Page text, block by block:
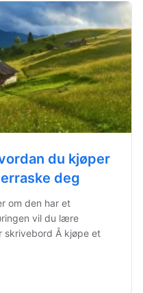
du kjøper
deg
om den har et
vil du lære
skrivebord Å kjøpe et